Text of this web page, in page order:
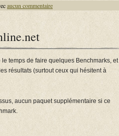
aucun commentaire
temps de faire quelques Benchmarks, et
résultats (surtout ceux qui hésitent à
aucun paquet supplémentaire si ce